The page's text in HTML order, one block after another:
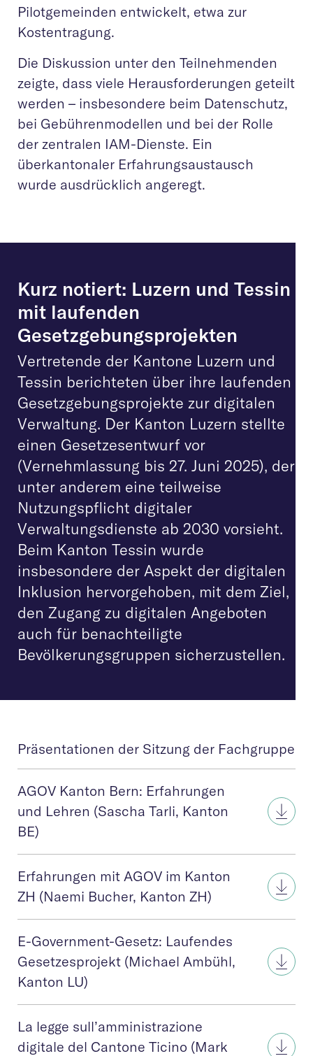
Pilotgemeinden entwickelt, etwa zur
Kostentragung.
Die Diskussion unter den Teilnehmenden
zeigte, dass viele Herausforderungen geteilt
werden – insbesondere beim Datenschutz,
bei Gebührenmodellen und bei der Rolle
der zentralen IAM-Dienste. Ein
überkantonaler Erfahrungsaustausch
wurde ausdrücklich angeregt.
Kurz notiert: Luzern und Tessin
mit laufenden
Gesetzgebungsprojekten
Vertretende der Kantone Luzern und
Tessin berichteten über ihre laufenden
Gesetzgebungsprojekte zur digitalen
Verwaltung. Der Kanton Luzern stellte
einen Gesetzesentwurf vor
(Vernehmlassung bis 27. Juni 2025), der
unter anderem eine teilweise
Nutzungspflicht digitaler
Verwaltungsdienste ab 2030 vorsieht.
Beim Kanton Tessin wurde
insbesondere der Aspekt der digitalen
Inklusion hervorgehoben, mit dem Ziel,
den Zugang zu digitalen Angeboten
auch für benachteiligte
Bevölkerungsgruppen sicherzustellen.
Präsentationen der Sitzung der Fachgruppe
AGOV Kanton Bern: Erfahrungen
und Lehren (Sascha Tarli, Kanton
BE)
Erfahrungen mit AGOV im Kanton
ZH (Naemi Bucher, Kanton ZH)
E-Government-Gesetz: Laufendes
Gesetzesprojekt (Michael Ambühl,
Kanton LU)
La legge sull’amministrazione
digitale del Cantone Ticino (Mark